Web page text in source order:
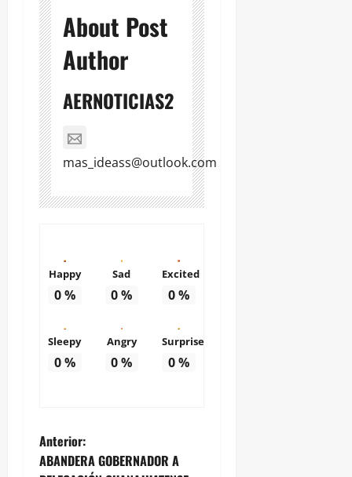
About Post
Author
AERNOTICIAS2
mas_ideass@outlook.com
Happy
0%
Sad
0%
Excited
0%
Sleepy
0%
Angry
0%
Surprise
0%
N
Anterior:
ABANDERA GOBERNADOR A